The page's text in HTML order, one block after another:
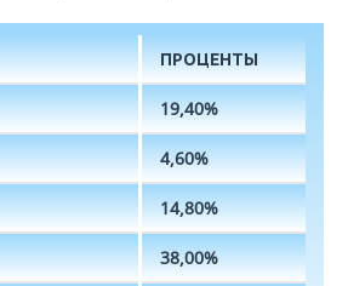
ПРОЦЕНТЫ
19,40%
4,60%
14,80%
38,00%